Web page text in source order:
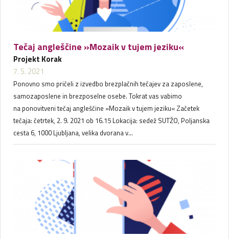
Tečaj angleščine »Mozaik v tujem jeziku«
Projekt Korak
7. 5. 2021
Ponovno smo pričeli z izvedbo brezplačnih tečajev za zaposlene,
samozaposlene in brezposelne osebe. Tokrat vas vabimo
na ponovitveni tečaj angleščine »Mozaik v tujem jeziku« Začetek
tečaja: četrtek, 2. 9. 2021 ob 16.15 Lokacija: sedež SUTŽO, Poljanska
cesta 6, 1000 Ljubljana, velika dvorana v...